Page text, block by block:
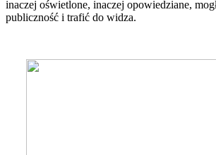
inaczej oświetlone, inaczej opowiedziane,
publiczność i trafić do widza.